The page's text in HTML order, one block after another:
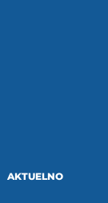
AKTUELNO